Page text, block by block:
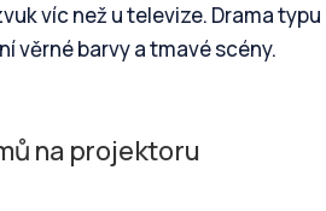
víc než u televize. Drama typu
věrné barvy a tmavé scény.
na projektoru